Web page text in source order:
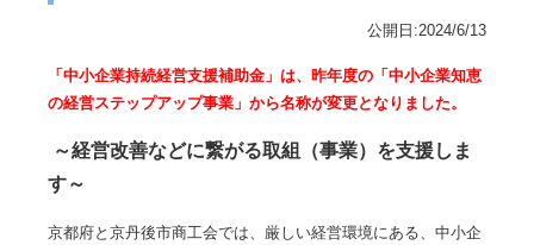
公開日:2024/6/13
「中小企業持続経営支援補助金」は、昨年度の「中小企業知恵
の経営ステップアップ事業」から名称が変更となりました。
～経営改善などに繋がる取組（事業）を支援しま
す～
京都府と京丹後市商工会では、厳しい経営環境にある、中小企